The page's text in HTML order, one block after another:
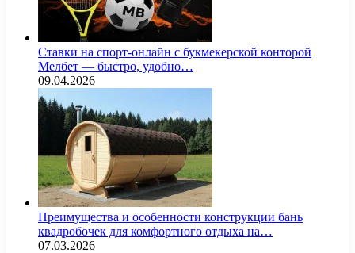
Ставки на спорт-онлайн с букмекерской конторой
Мелбет — быстро, удобно…
09.04.2026
Преимущества и особенности конструкции бань
квадробочек для комфортного отдыха на…
07.03.2026